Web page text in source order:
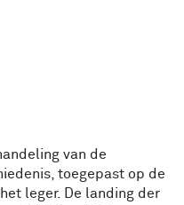
van de
toegepast op de
leger. De landing der